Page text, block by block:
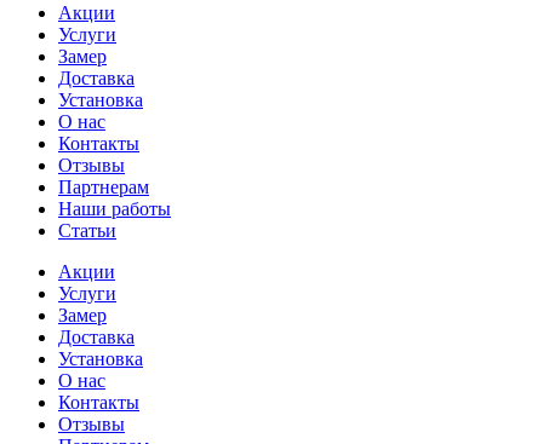
Акции
Услуги
Замер
Доставка
Установка
О нас
Контакты
Отзывы
Партнерам
Наши работы
Статьи
Акции
Услуги
Замер
Доставка
Установка
О нас
Контакты
Отзывы